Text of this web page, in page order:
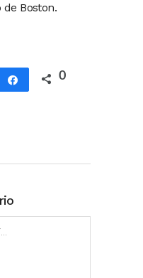
Boston.
Compartir
0